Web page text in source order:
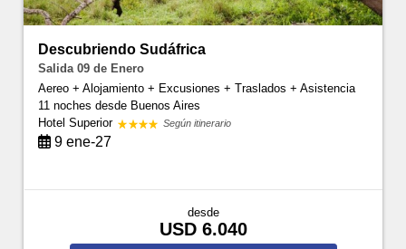
Descubriendo Sudáfrica
Salida 09 de Enero
Aereo + Alojamiento + Excusiones + Traslados + Asistencia
11 nochesdesde Buenos Aires
Hotel Superior
Según itinerario
9 ene-27
desde
USD 6.040